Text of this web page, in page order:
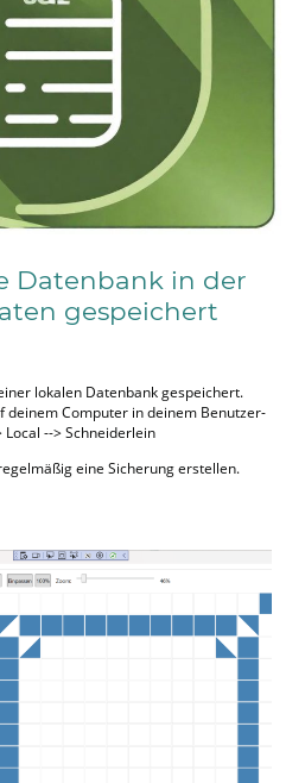
Datenbank in der
gespeichert
lokalen Datenbank gespeichert.
deinem Computer in deinem Benutzer-
--> Schneiderlein
eine Sicherung erstellen.